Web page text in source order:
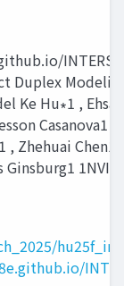
Duplex
Ke Hu∗1 ,
Casanova1 ,
, Zhehuai Chen1